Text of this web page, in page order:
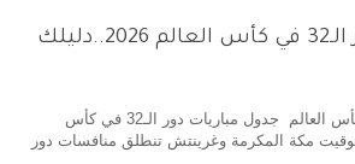
جدول مباريات دور الـ32 في كأس العالم 2026..دليلك
مبارايات الدور 32 من كأس العالم جدول مباريات دور الـ32 في كأس
بتوقيت مكة المكرمة وغرينتش تنطلق منافسات دور